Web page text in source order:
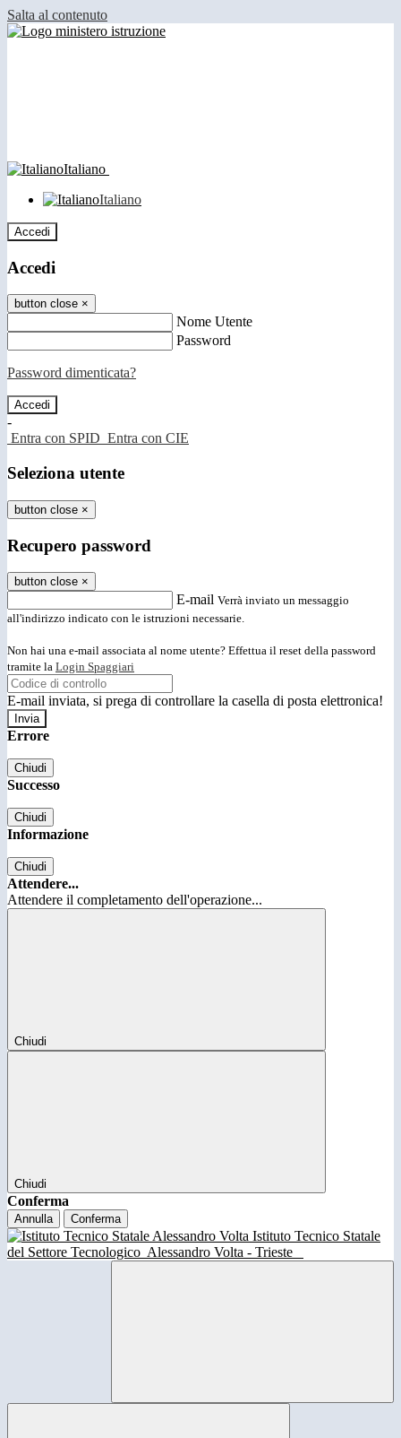
Salta al contenuto
Italiano
Italiano
Accedi
Accedi
button close ×
Nome Utente
Password
Password dimenticata?
-
Entra con SPID Entra con CIE
Seleziona utente
button close ×
Recupero password
button close ×
E-mail Verrà inviato un messaggio
all'indirizzo indicato con le istruzioni necessarie.
Non hai una e-mail associata al nome utente? Effettua il reset della password
tramite la Login Spaggiari
E-mail inviata, si prega di controllare la casella di posta elettronica!
Errore
Chiudi
Successo
Chiudi
Informazione
Chiudi
Attendere...
Attendere il completamento dell'operazione...
Chiudi
Chiudi
Conferma
Annulla Conferma
Istituto Tecnico Statale
del Settore Tecnologico Alessandro Volta - Trieste